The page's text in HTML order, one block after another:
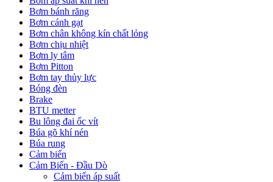
Bơm bánh răng
Bơm cánh gạt
Bơm chân không kín chất lỏng
Bơm chịu nhiệt
Bơm ly tâm
Bơm Pitton
Bơm tay thủy lực
Bóng đèn
Brake
BTU metter
Bu lông đai ốc vít
Búa gõ khí nén
Búa rung
Cảm biến
Cảm Biến - Đầu Dò
Cảm biến áp suất